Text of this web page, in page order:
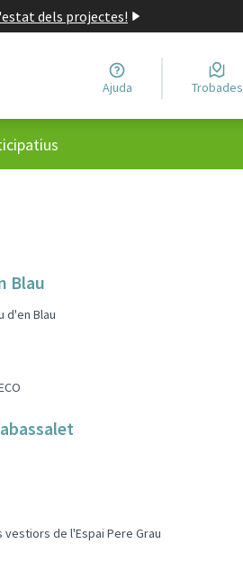
dels projectes!
Ajuda Trobades
Blau
d'en Blau
de l'Espai Pere Grau